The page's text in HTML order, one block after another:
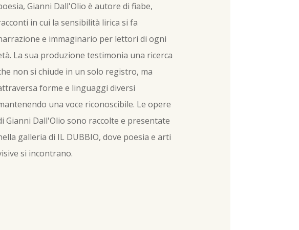
Gianni Dall'Olio è autore di fiabe,
in cui la sensibilità lirica si fa
e immaginario per lettori di ogni
La sua produzione testimonia una ricerca
non si chiude in un solo registro, ma
forme e linguaggi diversi
una voce riconoscibile. Le opere
Gianni Dall'Olio sono raccolte e presentate
galleria di IL DUBBIO, dove poesia e arti
si incontrano.